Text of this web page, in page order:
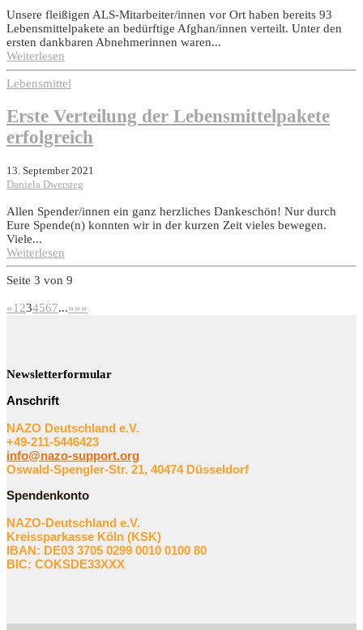
Unsere fleißigen ALS-Mitarbeiter/innen vor Ort haben bereits 93
Lebensmittelpakete an bedürftige Afghan/innen verteilt. Unter den
ersten dankbaren Abnehmerinnen waren...
Weiterlesen
Lebensmittel
Erste Verteilung der Lebensmittelpakete
erfolgreich
13. September 2021
Daniela Dwersteg
Allen Spender/innen ein ganz herzliches Dankeschön! Nur durch
Eure Spende(n) konnten wir in der kurzen Zeit vieles bewegen.
Viele...
Weiterlesen
Seite 3 von 9
«1 234567...»»»
Newsletterformular
Anschrift
NAZO Deutschland e.V.
+49-211-5446423
info@nazo-support.org
Oswald-Spengler-Str. 21, 40474 Düsseldorf
Spendenkonto
NAZO-Deutschland e.V.
Kreissparkasse Köln (KSK)
IBAN: DE03 3705 0299 0010 0100 80
BIC: COKSDE33XXX